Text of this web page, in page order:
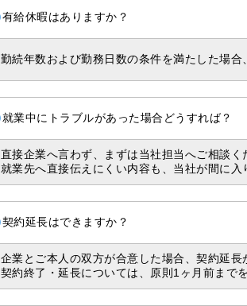
有給休暇はありますか？
勤続年数および勤務日数の条件を満たした場合
就業中にトラブルがあった場合どうすれば？
直接企業へ言わず、まずは当社担当へご相談く
就業先へ直接伝えにくい内容も、当社が間に入
契約延長はできますか？
企業とご本人の双方が合意した場合、契約延長
契約終了・延長については、原則1ヶ月前まで